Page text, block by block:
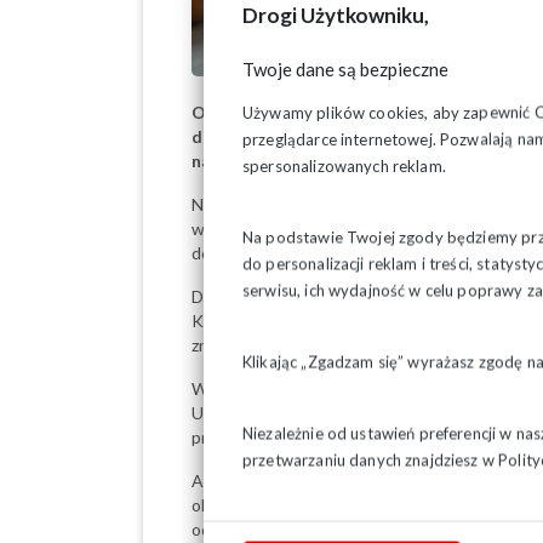
Drogi Użytkowniku,
Twoje dane są bezpieczne
Używamy plików cookies, aby zapewnić
przeglądarce internetowej. Pozwalają
spersonalizowanych reklam.
Na podstawie Twojej zgody będziemy
do personalizacji reklam i treści,
serwisu, ich wydajność w celu poprawy
Klikając „Zgadzam się” wyrażasz zgodę
Niezależnie od ustawień preferencji w
przetwarzaniu danych znajdziesz w
Od początku 2026 roku obowiązują nowe
do stażu można zaliczyć także okresy
na podstawie umów cywilnoprawnych,
Nowe regulacje wprowadzane są etapami.
wejdą w życie od 1 maja 2026 roku. Dzięki
dodatkowych uprawnień pracowniczych.
Dłuższy staż pracy może mieć realny
Kodeksu pracy, takie jak wymiar urlopu
znaczenie dla osób, które wcześniej
Warto jednak pamiętać, że zaliczenie
Ubezpieczeń Społecznych potwierdzające
przeliczenia stażu pracy i uwzględnienia
Aby otrzymać takie zaświadczenie, należy
okresów wliczanych do stażu pracy.
odbywa się w formie cyfrowej. Po